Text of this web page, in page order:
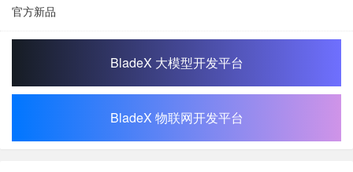
官方新品
BladeX 大模型开发平台
BladeX 物联网开发平台